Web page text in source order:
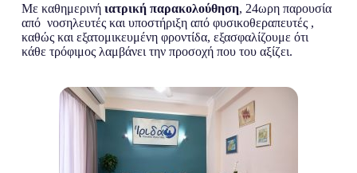
Με καθημερινή ιατρική παρακολούθηση, 24ωρη παρουσία
από νοσηλευτές και υποστήριξη από φυσικοθεραπευτές ,
καθώς και εξατομικευμένη φροντίδα, εξασφαλίζουμε ότι
κάθε τρόφιμος λαμβάνει την προσοχή που του αξίζει.